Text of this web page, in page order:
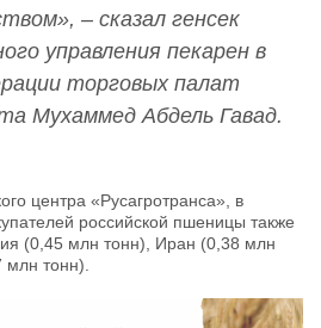
– сказал генсек
управления пекарен в
торговых палат
Мухаммед Абдель Гавад.
центра «Русагротранса», в
российской пшеницы также
(0,45 млн тонн), Иран (0,38 млн
тонн).